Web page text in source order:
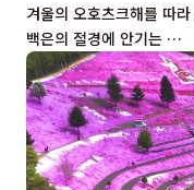
겨울의 오호츠크해를 따
백은의 절경에 안기는 …